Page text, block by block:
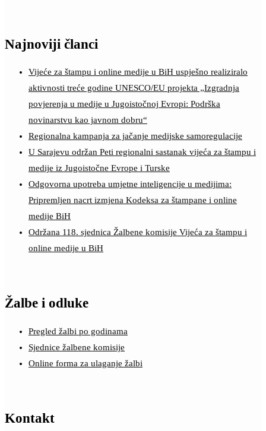
Najnoviji članci
Vijeće za štampu i online medije u BiH uspješno realiziralo
aktivnosti treće godine UNESCO/EU projekta „Izgradnja
povjerenja u medije u Jugoistočnoj Evropi: Podrška
novinarstvu kao javnom dobru“
Regionalna kampanja za jačanje medijske samoregulacije
U Sarajevu održan Peti regionalni sastanak vijeća za štampu i
medije iz Jugoistočne Evrope i Turske
Odgovorna upotreba umjetne inteligencije u medijima:
Pripremljen nacrt izmjena Kodeksa za štampane i online
medije BiH
Održana 118. sjednica Žalbene komisije Vijeća za štampu i
online medije u BiH
Žalbe i odluke
Pregled žalbi po godinama
Sjednice žalbene komisije
Online forma za ulaganje žalbi
Kontakt